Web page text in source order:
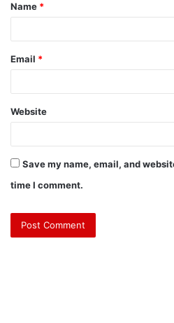
Name *
Email *
Website
Save my name, email, and
time I comment.